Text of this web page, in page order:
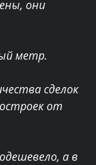
они
метр.
сделок
от
а в